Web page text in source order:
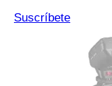
Suscríbete